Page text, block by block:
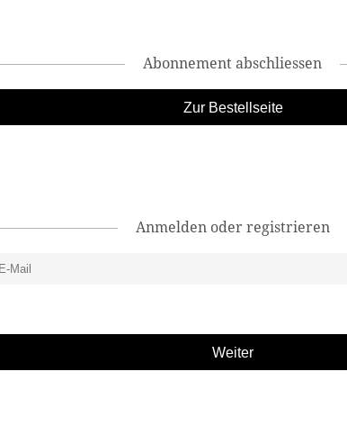
Abonnement abschliessen
Zur Bestellseite
Anmelden oder registrieren